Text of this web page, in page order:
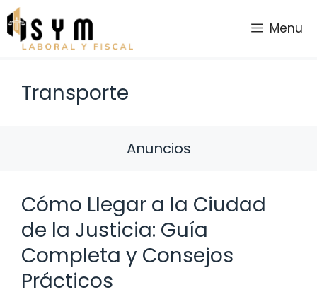
Saltar
al
contenido
Menu
Transporte
Anuncios
Cómo Llegar a la Ciudad
de la Justicia: Guía
Completa y Consejos
Prácticos